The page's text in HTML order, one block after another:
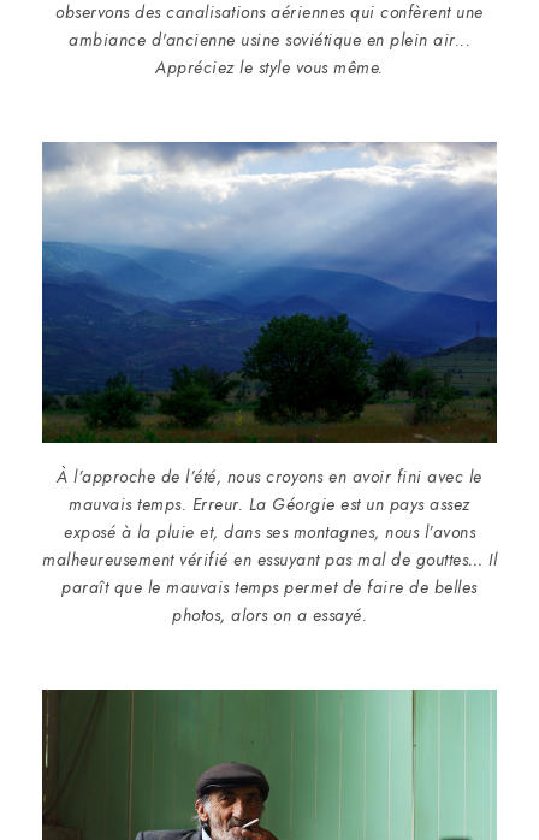
observons des canalisations aériennes qui confèrent une
ambiance d'ancienne usine soviétique en plein air...
Appréciez le style vous même.
À l’approche de l’été, nous croyons en avoir fini avec le
mauvais temps. Erreur. La Géorgie est un pays assez
exposé à la pluie et, dans ses montagnes, nous l’avons
malheureusement vérifié en essuyant pas mal de gouttes… Il
paraît que le mauvais temps permet de faire de belles
photos, alors on a essayé.